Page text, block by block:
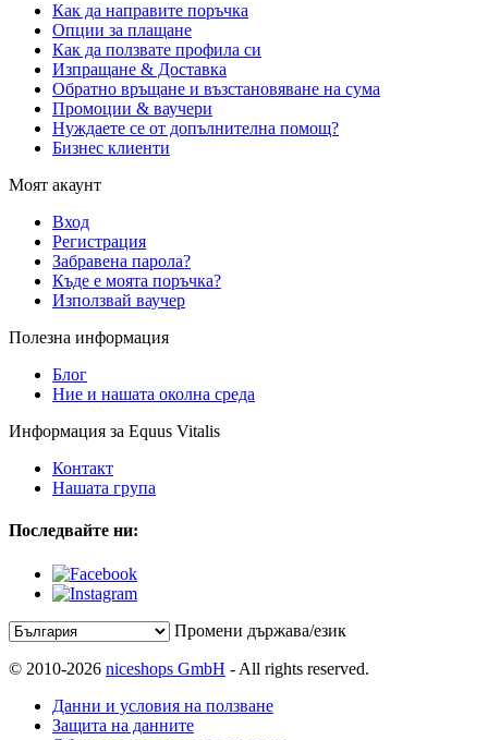
Как да направите поръчка
Опции за плащане
Как да ползвате профила си
Изпращане & Доставка
Обратно връщане и възстановяване на сума
Промоции & ваучери
Нуждаете се от допълнителна помощ?
Бизнес клиенти
Моят акаунт
Вход
Регистрация
Забравена парола?
Къде е моята поръчка?
Използвай ваучер
Полезна информация
Блог
Ние и нашата околна среда
Информация за Equus Vitalis
Контакт
Нашата група
Последвайте ни:
Промени държава/език
© 2010-2026 niceshops GmbH - All rights reserved.
Данни и условия на ползване
Защита на данните